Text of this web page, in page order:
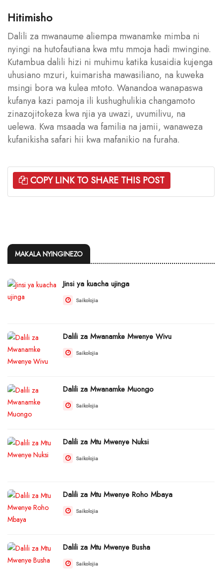
Hitimisho
Dalili za mwanaume aliempa mwanamke mimba ni
nyingi na hutofautiana kwa mtu mmoja hadi mwingine.
Kutambua dalili hizi ni muhimu katika kusaidia kujenga
uhusiano mzuri, kuimarisha mawasiliano, na kuweka
msingi bora wa kulea mtoto. Wanandoa wanapaswa
kufanya kazi pamoja ili kushughulikia changamoto
zinazojitokeza kwa njia ya uwazi, uvumilivu, na
uelewa. Kwa msaada wa familia na jamii, wanaweza
kufanikisha safari hii kwa mafanikio na furaha.
COPY LINK TO SHARE THIS POST
MAKALA NYINGINEZO
Jinsi ya kuacha ujinga
Saikolojia
Dalili za Mwanamke Mwenye Wivu
Saikolojia
Dalili za Mwanamke Muongo
Saikolojia
Dalili za Mtu Mwenye Nuksi
Saikolojia
Dalili za Mtu Mwenye Roho Mbaya
Saikolojia
Dalili za Mtu Mwenye Busha
Saikolojia